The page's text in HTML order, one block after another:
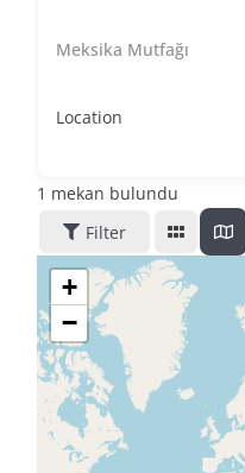
Meksika Mutfağı
Location
1 mekan bulundu
Filter
+
−